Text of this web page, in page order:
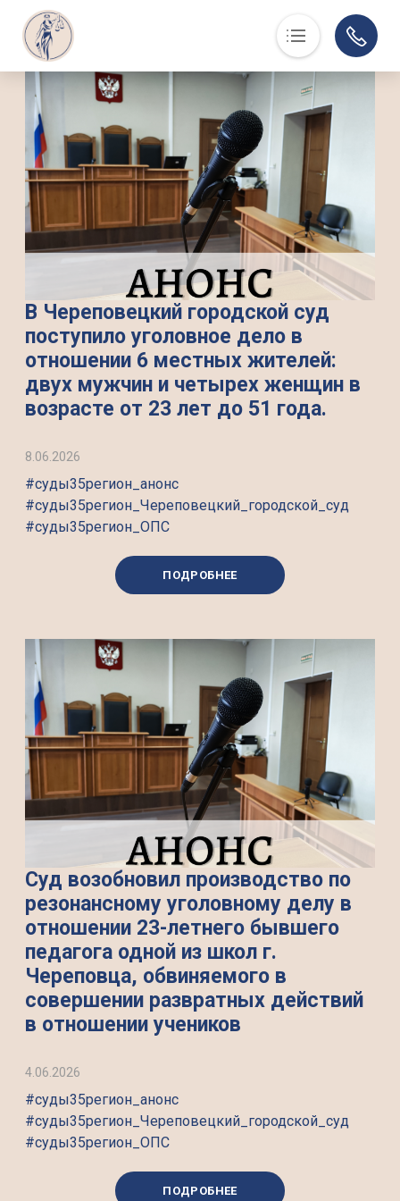
Основная навигация
Люди, события, факты
Суд в помощь
Юристам
История
Контакты
Суды области
Информация по делам
Музей
В Череповецкий городской суд
поступило уголовное дело в
отношении 6 местных жителей:
двух мужчин и четырех женщин в
возрасте от 23 лет до 51 года.
8.06.2026
#суды35регион_анонс
#суды35регион_Череповецкий_городской_суд
#суды35регион_ОПС
ПОДРОБНЕЕ
Суд возобновил производство по
резонансному уголовному делу в
отношении 23-летнего бывшего
педагога одной из школ г.
Череповца, обвиняемого в
совершении развратных действий
в отношении учеников
4.06.2026
#суды35регион_анонс
#суды35регион_Череповецкий_городской_суд
#суды35регион_ОПС
ПОДРОБНЕЕ